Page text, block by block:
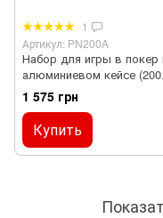
1
Артикул: PN200A
Набор для игры в покер
алюминиевом кейсе (200
фишек)
1 575 грн
Купить